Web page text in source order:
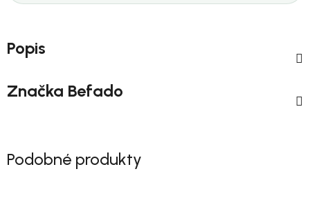
Popis
Značka Befado
Podobné produkty